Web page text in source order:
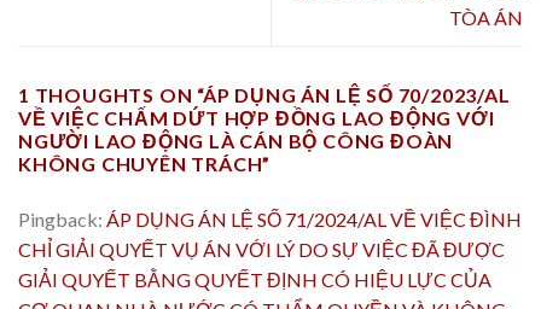
TÒA ÁN
1 THOUGHTS ON “ÁP DỤNG ÁN LỆ SỐ 70/2023/AL
VỀ VIỆC CHẤM DỨT HỢP ĐỒNG LAO ĐỘNG VỚI
NGƯỜI LAO ĐỘNG LÀ CÁN BỘ CÔNG ĐOÀN
KHÔNG CHUYÊN TRÁCH”
Pingback: ÁP DỤNG ÁN LỆ SỐ 71/2024/AL VỀ VIỆC ĐÌNH
CHỈ GIẢI QUYẾT VỤ ÁN VỚI LÝ DO SỰ VIỆC ĐÃ ĐƯỢC
GIẢI QUYẾT BẰNG QUYẾT ĐỊNH CÓ HIỆU LỰC CỦA